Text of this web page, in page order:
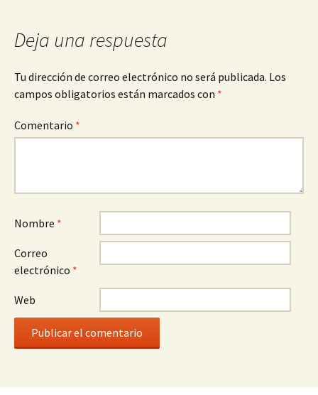
Deja una respuesta
Tu dirección de correo electrónico no será publicada. Los
campos obligatorios están marcados con *
Comentario *
Nombre *
Correo
electrónico *
Web